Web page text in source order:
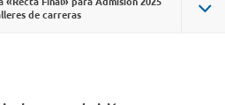
de carreras